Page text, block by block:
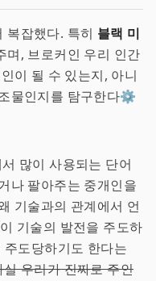
복잡했다. 특히 블랙 미
며, 브로커인 우리 인간
이 될 수 있는지, 아니
물인지를 탐구한다⚙️
많이 사용되는 단어
나 팔아주는 중개인을
기술과의 관계에서 언
기술의 발전을 주도하
도당하기도 한다는
우리가 진짜로 주인